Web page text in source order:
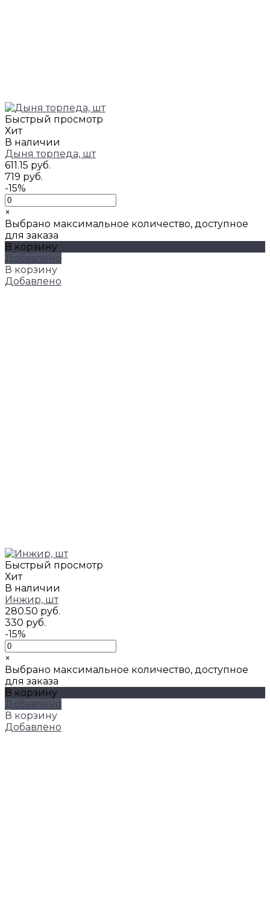
Быстрый просмотр
Хит
В наличии
Дыня торпеда, шт
611.15 руб.
719 руб.
-15%
×
Выбрано максимальное количество, доступное
для заказа
В корзину
Добавлено
В корзину
Добавлено
Быстрый просмотр
Хит
В наличии
Инжир, шт
280.50 руб.
330 руб.
-15%
×
Выбрано максимальное количество, доступное
для заказа
В корзину
Добавлено
В корзину
Добавлено